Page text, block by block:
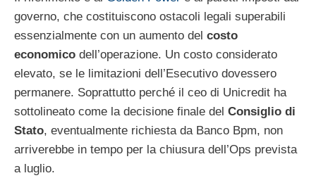
governo, che costituiscono ostacoli legali superabili
essenzialmente con un aumento del costo
economico dell’operazione. Un costo considerato
elevato, se le limitazioni dell’Esecutivo dovessero
permanere. Soprattutto perché il ceo di Unicredit ha
sottolineato come la decisione finale del Consiglio di
Stato, eventualmente richiesta da Banco Bpm, non
arriverebbe in tempo per la chiusura dell’Ops prevista
a luglio.